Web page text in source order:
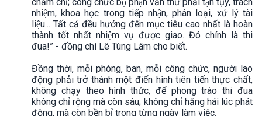
nhiệm, khoa học trong tiếp nhận, phân loại, xử lý tài
liệu... Tất cả đều hướng đến mục tiêu cao nhất là hoàn
thành tốt nhất nhiệm vụ được giao. Đó chính là thi
đua!” - đồng chí Lê Tùng Lâm cho biết.
Đồng thời, mỗi phòng, ban, mỗi công chức, người lao
động phải trở thành một điển hình tiên tiến thực chất,
không chạy theo hình thức, để phong trào thi đua
không chỉ rộng mà còn sâu; không chỉ hăng hái lúc phát
động, mà còn bền bỉ trong từng ngày làm việc.